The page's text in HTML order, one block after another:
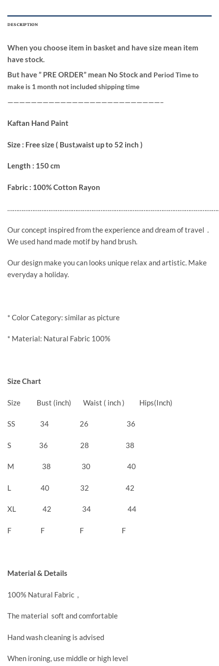
DESCRIPTION
When you choose item in basket and have size mean item
have stock.
But have ” PRE ORDER” mean No Stock and Period Time to
make is 1 month not included shipping time
——————————————————————————–
Kaftan Hand Paint
Size : Free size ( Bust,waist up to 52 inch )
Length : 150 cm
Fabric : 100% Cotton Rayon
Our concept inspired from the experience and dream of travel .
We used hand made motif by hand brush.
Our design make you can looks unique relax and artistic. Make
everyday a holiday.
* Color Category: similar as picture
* Material: Natural Fabric 100%
Size Chart
Size Bust (inch) Waist ( inch ) Hips(Inch)
SS 34 26 36
S 36 28 38
M 38 30 40
L 40 32 42
XL 42 34 44
F F F F
Material & Details
100% Natural Fabric ,
The material soft and comfortable
Hand wash cleaning is advised
When ironing, use middle or high level